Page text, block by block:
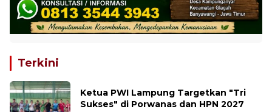
Terkini
Ketua PWI Lampung Targetkan "Tri
Sukses" di Porwanas dan HPN 2027